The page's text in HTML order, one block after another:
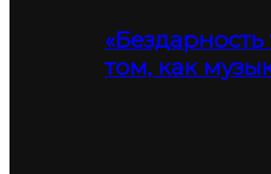
том, как